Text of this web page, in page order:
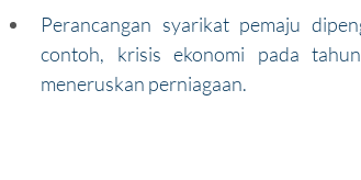
Perancangan syarikat pemaju
contoh, krisis ekonomi pada
meneruskan perniagaan.